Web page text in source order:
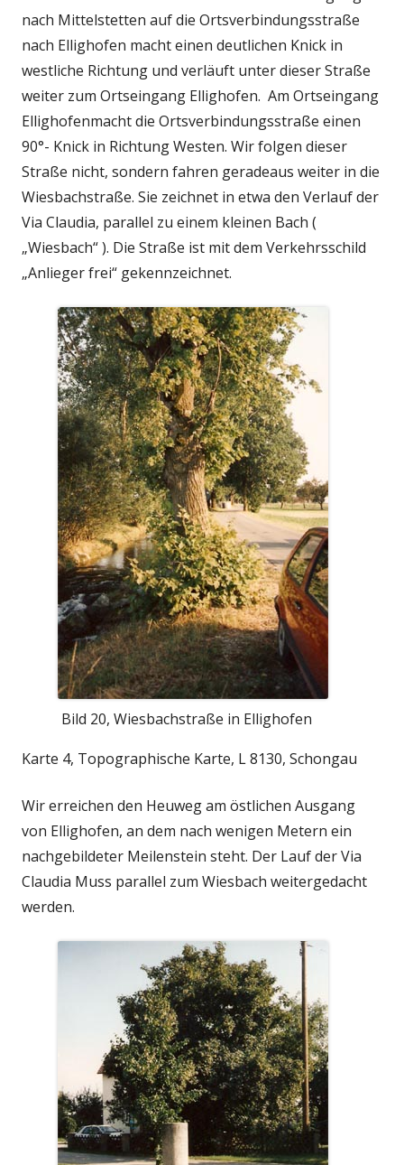
nach Mittelstetten auf die Ortsverbindungsstraße
nach Ellighofen macht einen deutlichen Knick in
westliche Richtung und verläuft unter dieser Straße
weiter zum Ortseingang Ellighofen. Am Ortseingang
Ellighofenmacht die Ortsverbindungsstraße einen
90°- Knick in Richtung Westen. Wir folgen dieser
Straße nicht, sondern fahren geradeaus weiter in die
Wiesbachstraße. Sie zeichnet in etwa den Verlauf der
Via Claudia, parallel zu einem kleinen Bach (
„Wiesbach“ ). Die Straße ist mit dem Verkehrsschild
„Anlieger frei“ gekennzeichnet.
Bild 20, Wiesbachstraße in Ellighofen
Karte 4, Topographische Karte, L 8130, Schongau
Wir erreichen den Heuweg am östlichen Ausgang
von Ellighofen, an dem nach wenigen Metern ein
nachgebildeter Meilenstein steht. Der Lauf der Via
Claudia Muss parallel zum Wiesbach weitergedacht
werden.